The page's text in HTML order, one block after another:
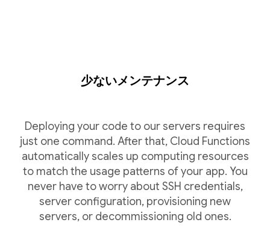
少ないメンテナンス
Deploying your code to our servers requires
just one command. After that, Cloud Functions
automatically scales up computing resources
to match the usage patterns of your app. You
never have to worry about SSH credentials,
server configuration, provisioning new
servers, or decommissioning old ones.